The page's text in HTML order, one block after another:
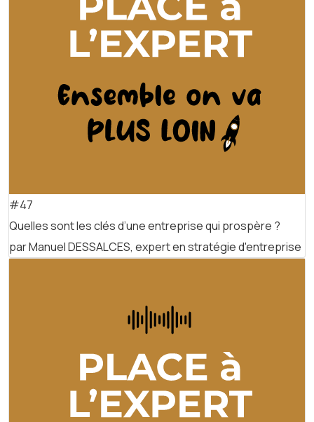
#47
Quelles sont les clés d’une entreprise qui prospère ?
par Manuel DESSALCES, expert en stratégie d'entreprise